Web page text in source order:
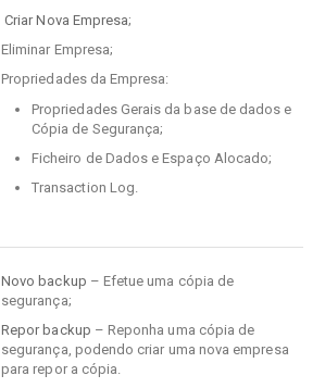
Criar Nova Empresa;
Eliminar Empresa;
Propriedades da Empresa:
Propriedades Gerais da base de dados e
Cópia de Segurança;
Ficheiro de Dados e Espaço Alocado;
Transaction Log.
Novo backup – Efetue uma cópia de
segurança;
Repor backup – Reponha uma cópia de
segurança, podendo criar uma nova empresa
para repor a cópia.